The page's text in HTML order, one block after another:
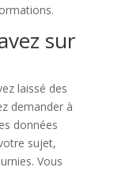
sur
laissé des
demander à
données
sujet,
Vous